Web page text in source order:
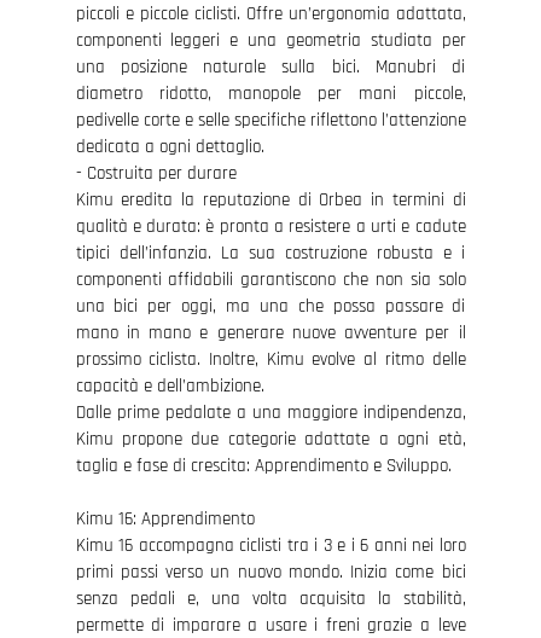
piccoli e piccole ciclisti. Offre un’ergonomia adattata,
componenti leggeri e una geometria studiata per
una posizione naturale sulla bici. Manubri di
diametro ridotto, manopole per mani piccole,
pedivelle corte e selle specifiche riflettono l’attenzione
dedicata a ogni dettaglio.
- Costruita per durare
Kimu eredita la reputazione di Orbea in termini di
qualità e durata: è pronta a resistere a urti e cadute
tipici dell’infanzia. La sua costruzione robusta e i
componenti affidabili garantiscono che non sia solo
una bici per oggi, ma una che possa passare di
mano in mano e generare nuove avventure per il
prossimo ciclista. Inoltre, Kimu evolve al ritmo delle
capacità e dell’ambizione.
Dalle prime pedalate a una maggiore indipendenza,
Kimu propone due categorie adattate a ogni età,
taglia e fase di crescita: Apprendimento e Sviluppo.
Kimu 16: Apprendimento
Kimu 16 accompagna ciclisti tra i 3 e i 6 anni nei loro
primi passi verso un nuovo mondo. Inizia come bici
senza pedali e, una volta acquisita la stabilità,
permette di imparare a usare i freni grazie a leve